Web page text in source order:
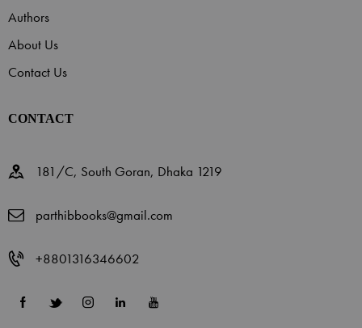
Authors
About Us
Contact Us
CONTACT
181/C, South Goran, Dhaka 1219
parthibbooks@gmail.com
+8801316346602